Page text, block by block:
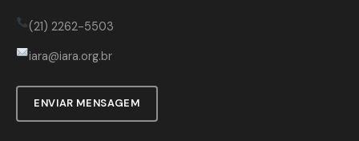
(21) 2262-5503
iara@iara.org.br
ENVIAR MENSAGEM